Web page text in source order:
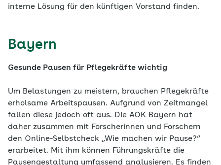
interne Lösung für den künftigen Vorstand finden.
Bayern
Gesunde Pausen für Pflegekräfte wichtig
Um Belastungen zu meistern, brauchen Pflegekräfte
erholsame Arbeitspausen. Aufgrund von Zeitmangel
fallen diese jedoch oft aus. Die AOK Bayern hat
daher zusammen mit Forscherinnen und Forschern
den Online-Selbstcheck „Wie machen wir Pause?“
erarbeitet. Mit ihm können Führungskräfte die
Pausengestaltung umfassend analysieren. Es finden